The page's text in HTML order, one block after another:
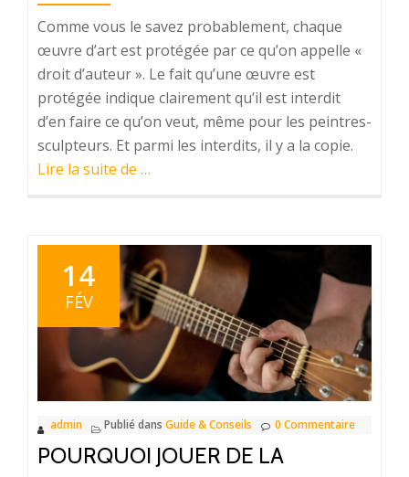
Comme vous le savez probablement, chaque
œuvre d’art est protégée par ce qu’on appelle «
droit d’auteur ». Le fait qu’une œuvre est
protégée indique clairement qu’il est interdit
d’en faire ce qu’on veut, même pour les peintres-
sculpteurs. Et parmi les interdits, il y a la copie.
Lire la suite de à
peuvent-
ils
copier
des
œuvres
d’art
?
…
14
FÉV
admin Publié dans Guide & Conseils 0 Commentaire
POURQUOI JOUER DE LA